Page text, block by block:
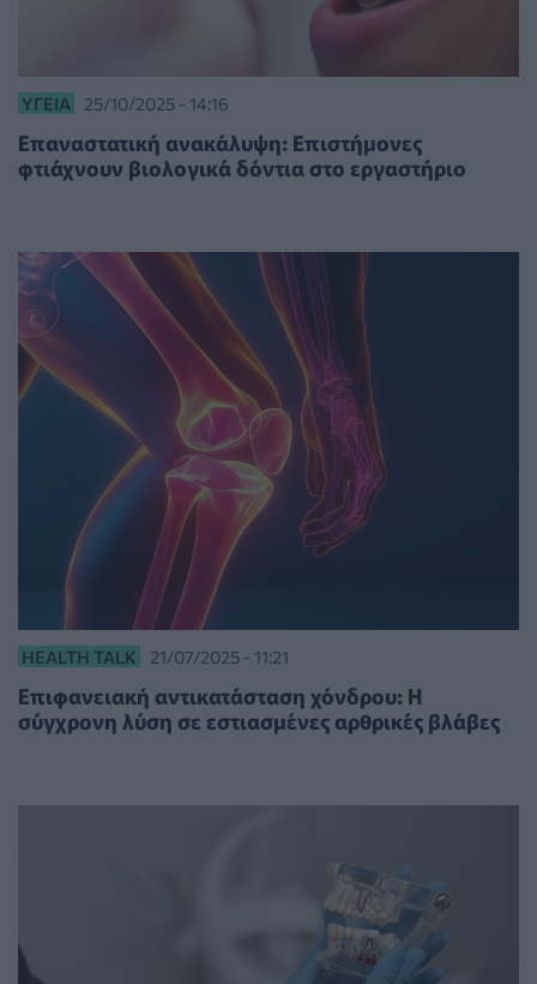
ΥΓΕΊΑ 25/10/2025 - 14:16
Επαναστατική ανακάλυψη: Επιστήμονες
φτιάχνουν βιολογικά δόντια στο εργαστήριο
HEALTH TALK 21/07/2025 - 11:21
Επιφανειακή αντικατάσταση χόνδρου: Η
σύγχρονη λύση σε εστιασμένες αρθρικές βλάβες